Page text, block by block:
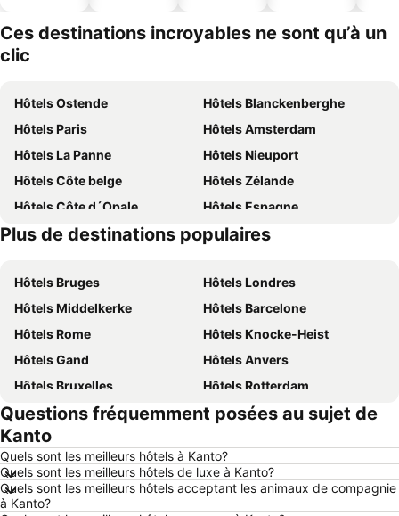
Ces destinations incroyables ne sont qu’à un
clic
Hôtels Ostende
Hôtels Blanckenberghe
Hôtels Paris
Hôtels Amsterdam
Hôtels La Panne
Hôtels Nieuport
Hôtels Côte belge
Hôtels Zélande
Hôtels Côte d´Opale
Hôtels Espagne
Hôtels Belgique
Hôtels France
Plus de destinations populaires
Hôtels Bruges
Hôtels Londres
Hôtels Middelkerke
Hôtels Barcelone
Hôtels Rome
Hôtels Knocke-Heist
Hôtels Gand
Hôtels Anvers
Hôtels Bruxelles
Hôtels Rotterdam
Hôtels Maastricht
Hôtels Durbuy
Hôtels Hasselt
Hôtels Boulogne-sur-Mer
Hôtels Le Coq
Hôtels Le Touquet-Paris-Plage
Hôtels Dunkerque
Questions fréquemment posées au sujet de
Kanto
Quels sont les meilleurs hôtels à Kanto?
Quels sont les meilleurs hôtels de luxe à Kanto?
Quels sont les meilleurs hôtels acceptant les animaux de compagnie
à Kanto?